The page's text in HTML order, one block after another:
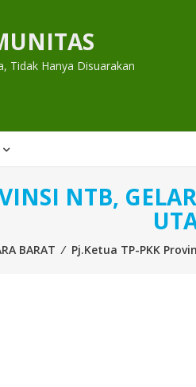
Tidak Hanya Disuarakan
NTB,
BARAT ⁄ Pj.Ketua TP-PKK